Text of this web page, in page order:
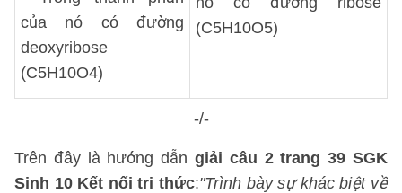
của nó có đường
deoxyribose
(C5H10O4)
(C5H10O5)
-/-
Trên đây là hướng dẫn giải câu 2 trang 39 SGK
Sinh 10 Kết nối tri thức:"Trình bày sự khác biệt về